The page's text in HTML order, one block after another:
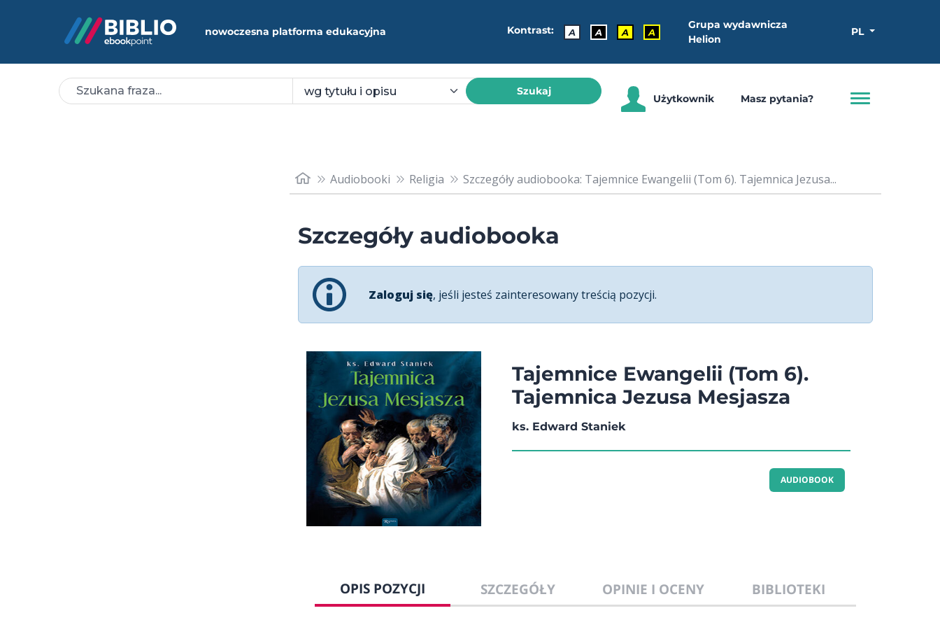
nowoczesna platforma edukacyjna Kontrast: A A A A
Grupa wydawnicza
Helion
PL
Szukaj
Użytkownik Masz pytania?
Audiobooki Religia Szczegóły audiobooka: Tajemnice Ewangelii (Tom 6). Tajemnica Jezusa...
Szczegóły audiobooka
Zaloguj się, jeśli jesteś zainteresowany treścią pozycji.
Tajemnice Ewangelii (Tom 6).
Tajemnica Jezusa Mesjasza
ks. Edward Staniek
AUDIOBOOK
OPIS POZYCJI SZCZEGÓŁY OPINIE I OCENY BIBLIOTEKI